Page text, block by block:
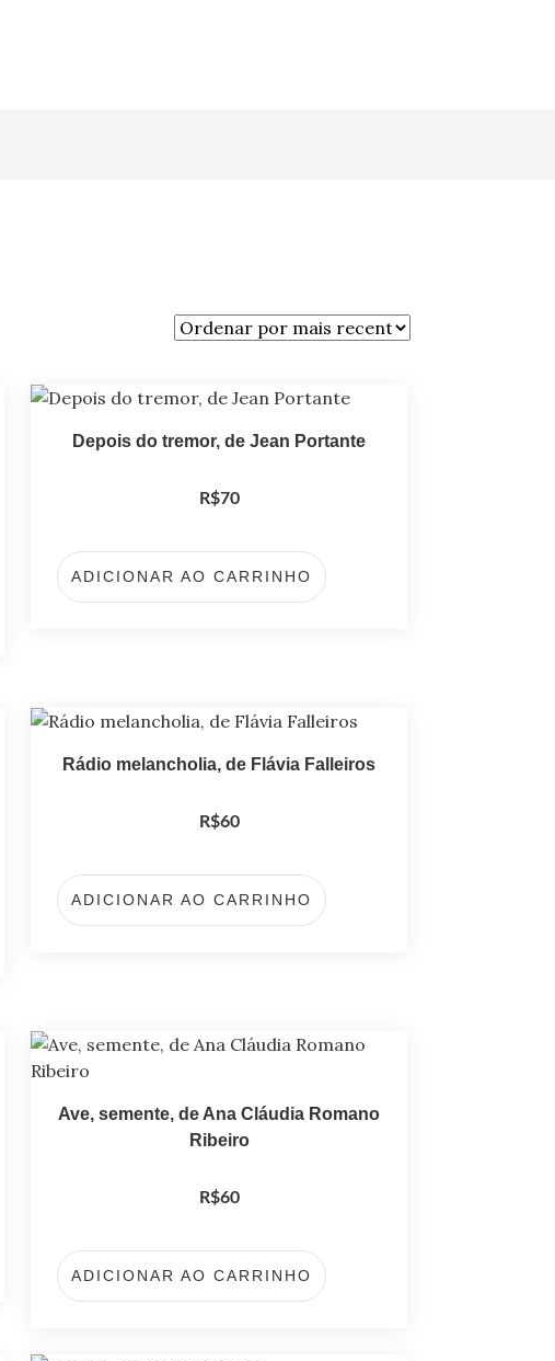
Depois do tremor, de Jean Portante
R$70
ADICIONAR AO CARRINHO
Rádio melancholia, de Flávia Falleiros
R$60
ADICIONAR AO CARRINHO
Ave, semente, de Ana Cláudia Romano
Ribeiro
R$60
ADICIONAR AO CARRINHO